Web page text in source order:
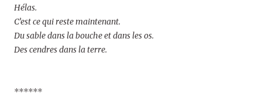
Hélas.
C’est ce qui reste maintenant.
Du sable dans la bouche et dans les os.
Des cendres dans la terre.
******